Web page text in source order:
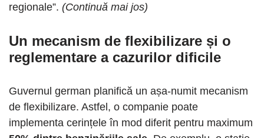
regionale”. (Continuă mai jos)
Un mecanism de flexibilizare și o
reglementare a cazurilor dificile
Guvernul german planifică un așa-numit mecanism
de flexibilizare. Astfel, o companie poate
implementa cerințele în mod diferit pentru maximum